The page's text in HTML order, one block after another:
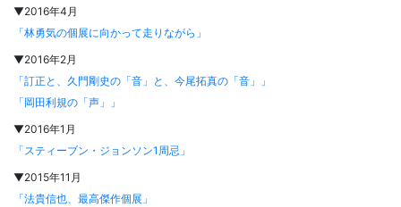
▼2016年4月
「林勇気の個展に向かって走りながら」
▼2016年2月
「訂正と、久門剛史の「音」と、今尾拓真の「音」」
「岡田利規の「声」」
▼2016年1月
「スティーブン・ジョンソン1周忌」
▼2015年11月
「法貴信也、最高傑作個展」